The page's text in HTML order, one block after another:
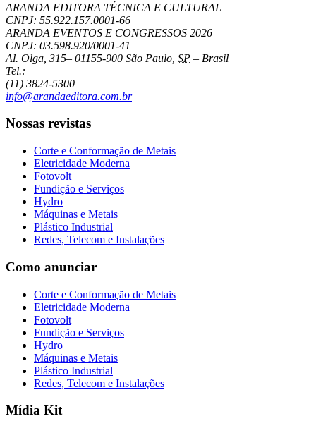
ARANDA EDITORA TÉCNICA E CULTURAL
CNPJ: 55.922.157.0001-66
ARANDA EVENTOS E CONGRESSOS 2026
CNPJ: 03.598.920/0001-41
Al. Olga, 315– 01155-900 São Paulo SP – Brasil
Tel.:
(11) 3824-5300
info@arandaeditora.com.br
Nossas revistas
Corte e Conformação de Metais
Eletricidade Moderna
Fotovolt
Fundição e Serviços
Hydro
Máquinas e Metais
Plástico Industrial
Redes, Telecom e Instalações
Como anunciar
Corte e Conformação de Metais
Eletricidade Moderna
Fotovolt
Fundição e Serviços
Hydro
Máquinas e Metais
Plástico Industrial
Redes, Telecom e Instalações
Mídia Kit